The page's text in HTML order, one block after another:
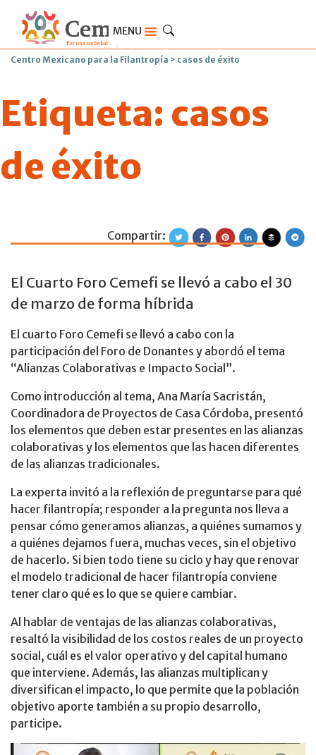
MENU
Centro Mexicano para la Filantropía > casos de éxito
Etiqueta: casos
de éxito
Foro Alianzas
Compartir:
El Cuarto Foro Cemefi se llevó a cabo el 30
de marzo de forma híbrida
El cuarto Foro Cemefi se llevó a cabo con la
participación del Foro de Donantes y abordó el tema
“Alianzas Colaborativas e Impacto Social”.
Como introducción al tema, Ana María Sacristán,
Coordinadora de Proyectos de Casa Córdoba, presentó
los elementos que deben estar presentes en las alianzas
colaborativas y los elementos que las hacen diferentes
de las alianzas tradicionales.
La experta invitó a la reflexión de preguntarse para qué
hacer filantropía; responder a la pregunta nos lleva a
pensar cómo generamos alianzas, a quiénes sumamos y
a quiénes dejamos fuera, muchas veces, sin el objetivo
de hacerlo. Si bien todo tiene su ciclo y hay que renovar
el modelo tradicional de hacer filantropía conviene
tener claro qué es lo que se quiere cambiar.
Al hablar de ventajas de las alianzas colaborativas,
resaltó la visibilidad de los costos reales de un proyecto
social, cuál es el valor operativo y del capital humano
que interviene. Además, las alianzas multiplican y
diversifican el impacto, lo que permite que la población
objetivo aporte también a su propio desarrollo,
participe.